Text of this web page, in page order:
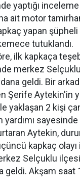
yaptığı
ait motor
yapan şüpheli
tutuklandı.
ilk kapkaça
merkez
geldi. Bir
Şerife Aytekin'in
yaklaşan 2 kişi
yardımı sayesinde
Aytekin,
kapkaç olayı
Selçuklu
geldi. Akşam saat